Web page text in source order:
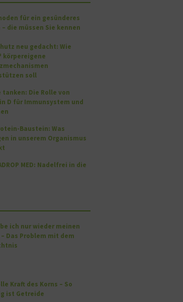
für ein gesünderes
– die müssen Sie kennen
neu gedacht: Wie
körpereigene
soll
tanken: Die Rolle von
D für Immunsystem und
Baustein: Was
in unserem Organismus
MED: Nadelfrei in die
ich nur wieder meinen
Das Problem mit dem
Kraft des Korns – So
ist Getreide